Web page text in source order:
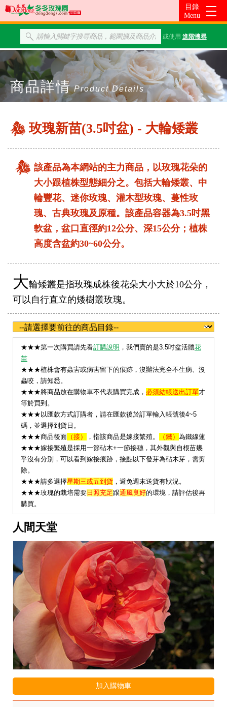
或使用 進階搜尋
商品詳情 Product Details
玫瑰新苗(3.5吋盆) - 大輪矮叢
該產品為本網站的主力商品，以玫瑰花朵的
大小跟植株型態細分之。包括大輪矮叢、中
輪豐花、迷你玫瑰、灌木型玫瑰、蔓性玫
瑰、古典玫瑰及原種。該產品容器為3.5吋黑
軟盆，盆口直徑約12公分、深15公分；植株
高度含盆約30~60公分。
大輪矮叢是指玫瑰成株後花朵大小大於10公分，
可以自行直立的矮樹叢玫瑰。
★★★第一次購買請先看訂購說明 ，我們賣的是3.5吋盆活體花
苗
★★★植株會有蟲害或病害留下的痕跡，沒辦法完全不生病、沒
蟲咬，請知悉。
★★★將商品放在購物車不代表購買完成， 必須結帳送出訂單才
等於買到。
★★★以匯款方式訂購者，請在匯款後於訂單輸入帳號後4~5
碼，並選擇到貨日。
★★★商品後面 （接） ，指該商品是嫁接繁殖。 （鐵） 為鐵線蓮
★★★嫁接繁殖是採用一節砧木+一節接穗，其外觀與自根苗幾
乎沒有分別，可以看到嫁接痕跡，接點以下發芽為砧木芽，需剪
除。
★★★請多選擇星期三或五到貨 ，避免週末送貨有狀況。
★★★玫瑰的栽培需要日照充足 跟通風良好的環境，請評估後再
購買。
人間天堂
加入購物車